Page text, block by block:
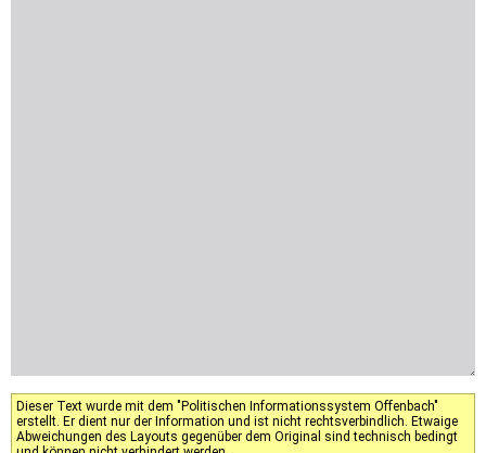
Dieser Text wurde mit dem "Politischen Informationssystem Offenbach"
erstellt. Er dient nur der Information und ist nicht rechtsverbindlich. Etwaige
Abweichungen des Layouts gegenüber dem Original sind technisch bedingt